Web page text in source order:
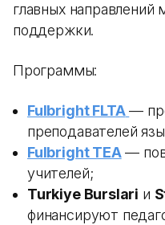
главных
поддержки.
Программы:
Fulbright FLTA —
преподавателей
Fulbright TEA—
учителей;
Turkiye Burslari и
финансируют